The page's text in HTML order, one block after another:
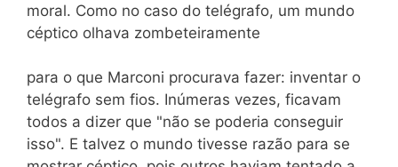
moral. Como no caso do telégrafo, um mundo
céptico olhava zombeteiramente
para o que Marconi procurava fazer: inventar o
telégrafo sem fios. Inúmeras vezes, ficavam
todos a dizer que "não se poderia conseguir
isso". E talvez o mundo tivesse razão para se